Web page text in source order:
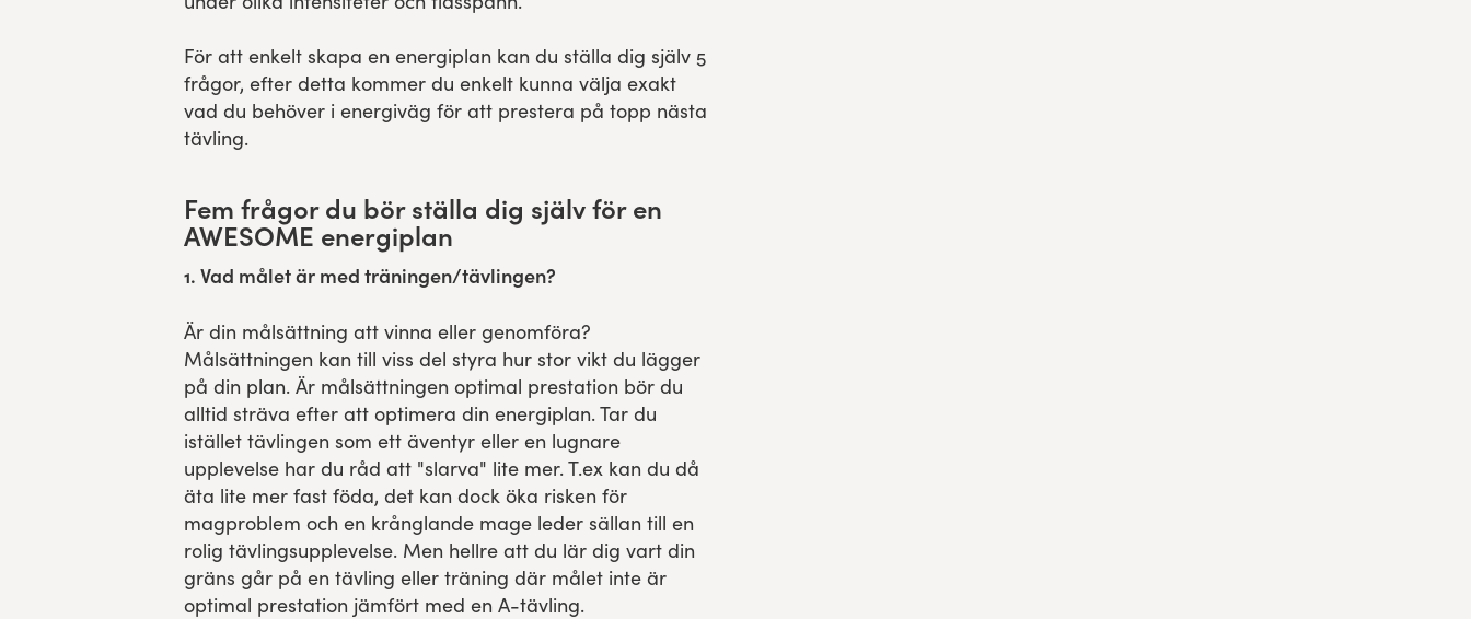
För att enkelt skapa en energiplan kan du ställa dig själv 5
frågor, efter detta kommer du enkelt kunna välja exakt
vad du behöver i energiväg för att prestera på topp nästa
tävling.
Fem frågor du bör ställa dig själv för en
AWESOME energiplan
1. Vad målet är med träningen/tävlingen?
Är din målsättning att vinna eller genomföra?
Målsättningen kan till viss del styra hur stor vikt du lägger
på din plan. Är målsättningen optimal prestation bör du
alltid sträva efter att optimera din energiplan. Tar du
istället tävlingen som ett äventyr eller en lugnare
upplevelse har du råd att "slarva" lite mer. T.ex kan du då
äta lite mer fast föda, det kan dock öka risken för
magproblem och en krånglande mage leder sällan till en
rolig tävlingsupplevelse. Men hellre att du lär dig vart din
gräns går på en tävling eller träning där målet inte är
optimal prestation jämfört med en A-tävling.